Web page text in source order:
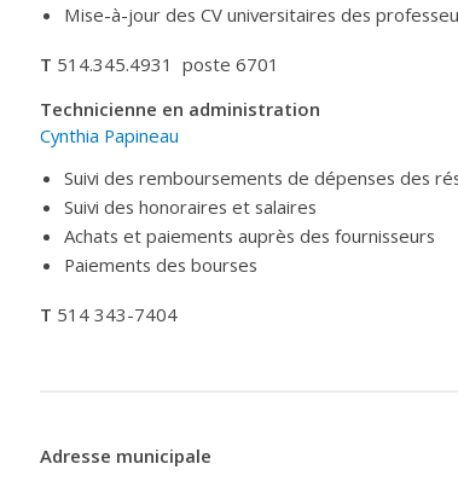
Mise-à-jour des CV universitaires des
T 514.345.4931 poste 6701
Technicienne en administration
Cynthia Papineau
Suivi des remboursements de dépenses des
Suivi des honoraires et salaires
Achats et paiements auprès des fournisseurs
Paiements des bourses
T 514 343-7404
Adresse municipale